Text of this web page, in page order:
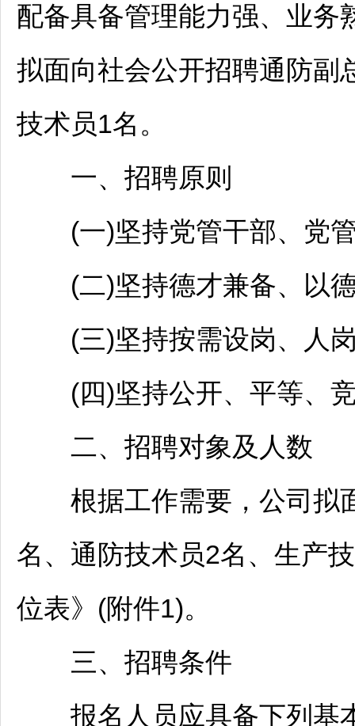
配备具备管理能力强、业务
拟面向社会公开招聘通防副
技术员1名。
一、 招聘原则
(一)坚持党管干部、党管
(二)坚持德才兼备、以德
(三)坚持按需设岗、人岗
(四)坚持公开、平等、竞
二、 招聘对象及人数
根据工作需要，公司拟
名、通防技术员2名、生产
位表》(附件1)。
三、 招聘条件
报名人员应具备下列基